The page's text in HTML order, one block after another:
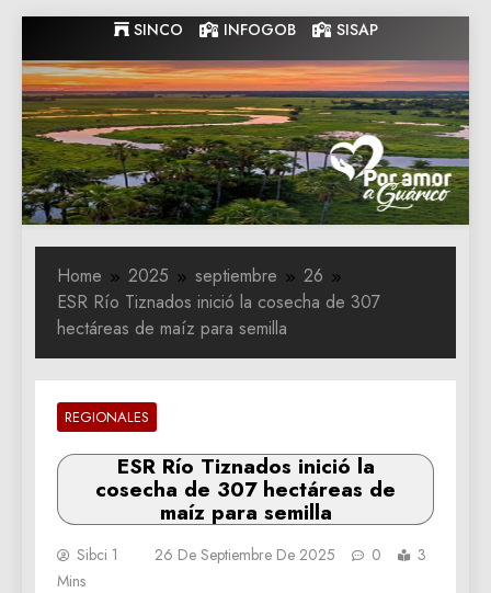
to
content
SINCO INFOGOB SISAP
Gobernacion
de Guarico
Gobernacion de Guarico
Home 2025 septiembre
26
ESR Río Tiznados inició la cosecha de 307
hectáreas de maíz para semilla
REGIONALES
ESR Río Tiznados inició la
cosecha de 307 hectáreas de
maíz para semilla
Sibci 1 26 De Septiembre De 2025 0
3
Mins